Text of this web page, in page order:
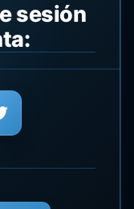
sesión